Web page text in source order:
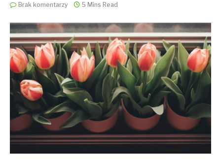
Brak komentarzy 5 Mins Read